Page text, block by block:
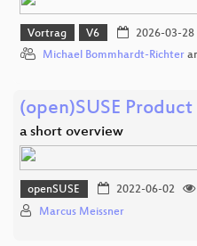
Vortrag V6 2026-03-28
Michael Bommhardt-Richter
(open)SUSE
a short overview
openSUSE 2022-06-02
Marcus Meissner